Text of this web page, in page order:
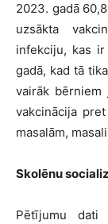
2023. gadā
uzsākta
infekciju, kas ir
gadā, kad tā
vairāk bērniem
vakcinācija
masalām,
Skolēnu
Pētījumu dati